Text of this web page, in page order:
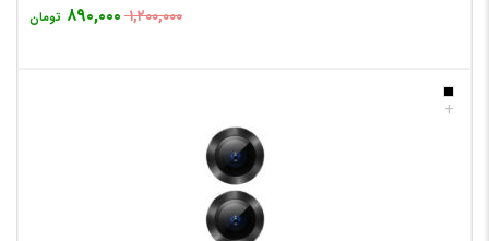
۱,۲۰۰,۰۰۰ ۸۹۰,۰۰۰ تومان
+